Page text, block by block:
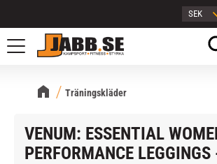
Meny
Träningskläder
VENUM: ESSENTIAL
PERFORMANCE